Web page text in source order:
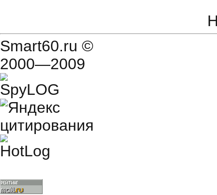
Smart60.ru ©
2000—2009